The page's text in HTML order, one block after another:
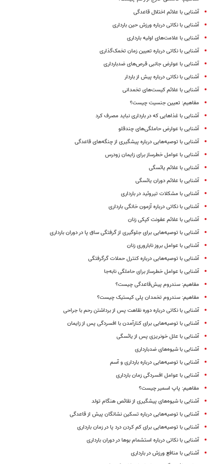
آشنایی با علائم اختلال قاعدگی
آشنایی با نکاتی درباره ورزش حین بارداری
آشنایی با علامت‌های اولیه بارداری
آشنایی با نکاتی درباره تعیین زمان تخمک‌گذاری
آشنایی با عوارض جانبی قرص‌های ضدبارداری
آشنایی با نکاتی درباره پیش از باردار
آشنایی با علائم کیست‌های تخمدانی
مفاهیم: تعیین جنسیت چیست؟
آشنایی با غذاهایی که در بارداری نباید مصرف کرد
آشنایی با عوارض حاملگی‌های چندقلو
آشنایی با توصیه‌هایی درباره پیشگیری از چنگه‌های قاعدگی
آشنایی با عوامل خطرساز برای زایمان زودرس
آشنایی با علائم یائسگی
آشنایی با علائم دوران یائسگی
آشنایی با مشکلات تیروئید در بارداری
آشنایی با نکاتی درباره آزمون خانگی بارداری
آشنایی با علائم عفونت کپکی زنان
آشنایی با توصیه‌هایی برای جلوگیری از گرفتگی ساق پا در دوران بارداری
آشنایی با عوامل بروز ناباروری زنان
آشنایی با توصیه‌هایی درباره کنترل حملات گرگرفتگی
آشنایی با عوامل خطرساز برای حاملگی نابه‌جا
مفاهیم: سندروم پیش‌قاعدگی چیست؟
مفاهیم: سندروم تخمدان پلی کیستیک چیست؟
آشنایی با نکاتی درباره دوره نقاهت پس از برداشتن رحم با جراحی
آشنایی با توصیه‌هایی برای کنارآمدن با افسردگی پس از زایمان
آشنایی با علل خونریزی پس از یائسگی
آشنایی با شیوه‌های ضدبارداری
آشنایی با توصیه‌هایی درباره بارداری و آسم
آشنایی با عوامل افسردگی زمان بارداری
مفاهیم: پاپ اسمیر چیست؟
آشنایی با شیوه‌های پیشگیری از نقائص هنگام تولد
آشنایی با توصیه‌هایی درباره تسکین نشانگان پیش از قاعدگی
آشنایی با توصیه‌هایی برای کم کردن درد پا در زمان بارداری
آشنایی با نکاتی درباره استشمام بوها در دوران بارداری
آشنایی با منافع ورزش در بارداری